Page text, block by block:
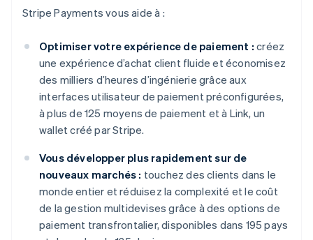
Stripe Payments vous aide à :
Optimiser votre expérience de paiement : créez
une expérience d’achat client fluide et économisez
des milliers d’heures d’ingénierie grâce aux
interfaces utilisateur de paiement préconfigurées,
à plus de 125 moyens de paiement et à Link, un
wallet créé par Stripe.
Vous développer plus rapidement sur de
nouveaux marchés : touchez des clients dans le
monde entier et réduisez la complexité et le coût
de la gestion multidevises grâce à des options de
paiement transfrontalier, disponibles dans 195 pays